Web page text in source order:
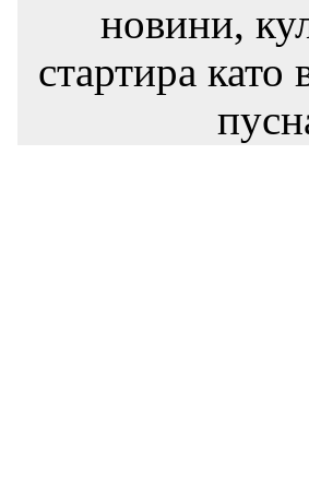
новини,
стартира